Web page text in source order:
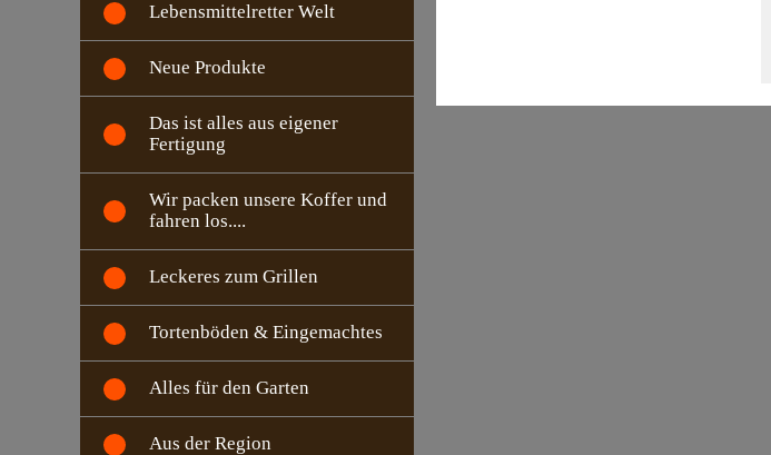
Lebensmittelretter Welt
Neue Produkte
Das ist alles aus eigener
Fertigung
Wir packen unsere Koffer und
fahren los....
Leckeres zum Grillen
Tortenböden & Eingemachtes
Alles für den Garten
Aus der Region